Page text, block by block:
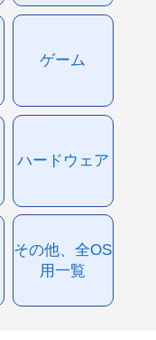
ゲーム
ハードウェア
その他、全OS
用一覧